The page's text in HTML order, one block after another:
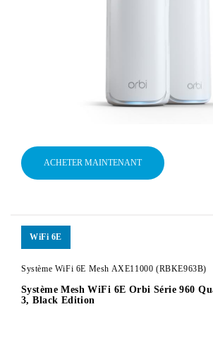
ACHETER MAINTENANT
WiFi 6E
Système WiFi 6E Mesh AXE11000 (RBKE963B)
Système Mesh WiFi 6E Orbi Série 960
3, Black Edition